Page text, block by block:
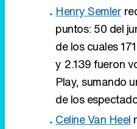
Henry Semler
puntos: 50 del
de los cuales
y 2.139 fueron
Play, sumando
de los
Celine Van Heel